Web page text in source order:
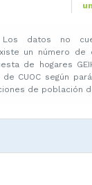
datos no
un número
de hogares
de CUOC según
de población